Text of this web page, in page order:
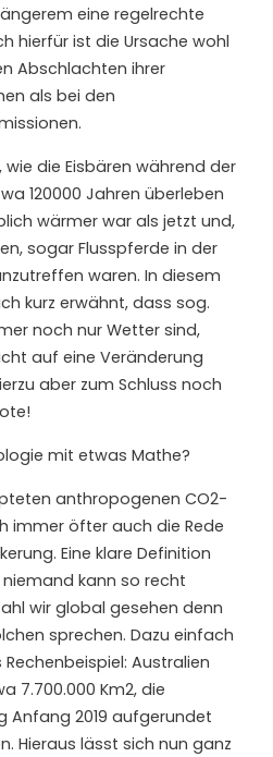
eine regelrechte
hierfür ist die Ursache wohl
Abschlachten ihrer
als bei den
die Eisbären während der
120000 Jahren überleben
wärmer war als jetzt und,
sogar Flusspferde in der
waren. In diesem
kurz erwähnt, dass sog.
noch nur Wetter sind,
auf eine Veränderung
aber zum Schluss noch
mit etwas Mathe?
anthropogenen CO2-
immer öfter auch die Rede
Eine klare Definition
kann so recht
wir global gesehen denn
sprechen. Dazu einfach
Australien
7.700.000 Km2, die
Anfang 2019 aufgerundet
Hieraus lässt sich nun ganz